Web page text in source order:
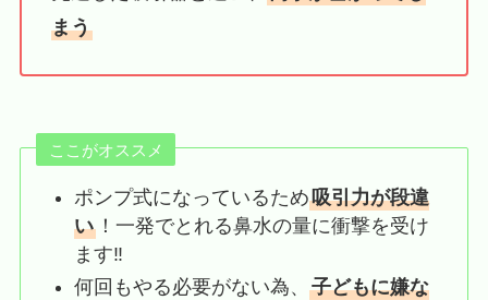
まう
ここがオススメ
ポンプ式になっているため吸引力が段違
い ！一発でとれる鼻水の量に衝撃を受け
ます‼
何回もやる必要がない為、子どもに嫌な